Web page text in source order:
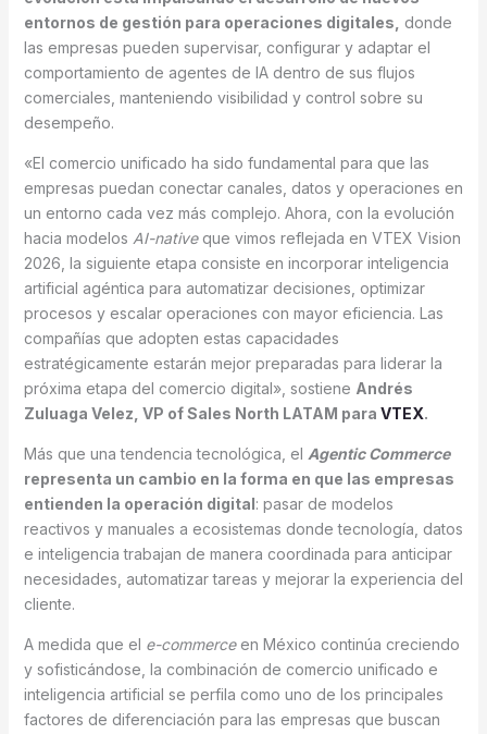
entornos de gestión para operaciones digitales,
donde
las empresas pueden supervisar, configurar y adaptar el
comportamiento de agentes de IA dentro de sus flujos
comerciales, manteniendo visibilidad y control sobre su
desempeño.
«El comercio unificado ha sido fundamental para que las
empresas puedan conectar canales, datos y operaciones en
un entorno cada vez más complejo. Ahora, con la evolución
hacia modelos AI-native que vimos reflejada en VTEX Vision
2026, la siguiente etapa consiste en incorporar inteligencia
artificial agéntica para automatizar decisiones, optimizar
procesos y escalar operaciones con mayor eficiencia. Las
compañías que adopten estas capacidades
estratégicamente estarán mejor preparadas para liderar la
próxima etapa del comercio digital», sostiene Andrés
Zuluaga Velez VP of Sales North LATAM para VTEX.
Más que una tendencia tecnológica, el Agentic Commerce
representa un cambio en la forma en que las empresas
entienden la operación digital: pasar de modelos
reactivos y manuales a ecosistemas donde tecnología, datos
e inteligencia trabajan de manera coordinada para anticipar
necesidades, automatizar tareas y mejorar la experiencia del
cliente.
A medida que el e-commerceen México continúa creciendo
y sofisticándose, la combinación de comercio unificado e
inteligencia artificial se perfila como uno de los principales
factores de diferenciación para las empresas que buscan